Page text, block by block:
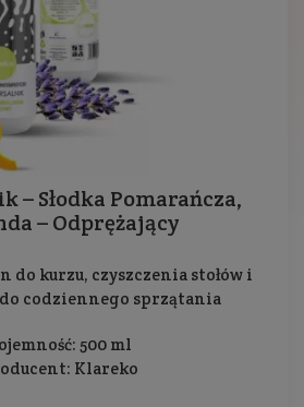
– Słodka Pomarańcza,
– Odprężający
do kurzu, czyszczenia stołów i
codziennego sprzątania
500 ml
Klareko